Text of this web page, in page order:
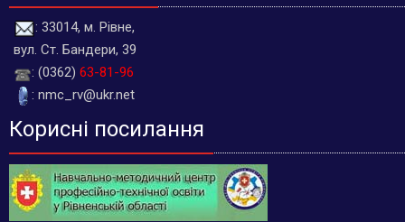
: 33014, м. Рівне,
вул. Ст. Бандери, 39
: (0362) 63-81-96
: nmc_rv@ukr.net
Корисні посилання